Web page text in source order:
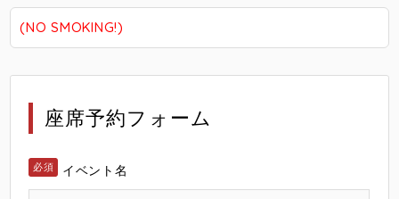
(NO SMOKING!)
座席予約フォーム
イベント名